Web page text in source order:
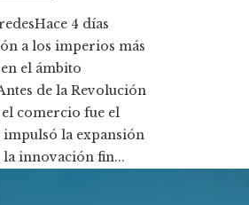
Hace 4 días
a los imperios más
el ámbito
de la Revolución
comercio fue el
la expansión
innovación fin...